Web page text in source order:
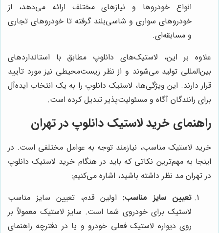
انواع خودروها و نیازهای مختلف ارائه می‌دهد، از
خودروهای سواری و شاسی‌بلند گرفته تا خودروهای تجاری
و مسابقه‌ای.
علاوه بر این، لاستیک‌های دانلوپ مطابق با استانداردهای
بین‌المللی تولید می‌شوند و از نظر زیست‌محیطی نیز مورد تأیید
قرار دارند. این ویژگی‌ها، لاستیک دانلوپ را به یک انتخاب ایده‌آل
برای رانندگان آگاه و مسئولیت‌پذیر تبدیل کرده است.
راهنمای خرید لاستیک دانلوپ در تهران
خرید لاستیک مناسب، نیازمند توجه به عوامل مختلفی است. در
اینجا به مهم‌ترین نکاتی که باید در هنگام خرید لاستیک دانلوپ
در تهران مد نظر داشته باشید، اشاره می‌کنیم:
تعیین سایز مناسب: اولین قدم، تعیین سایز مناسب
لاستیک برای خودروی شما است. سایز لاستیک معمولاً بر
روی دیواره لاستیک فعلی خودرو و یا در دفترچه راهنمای